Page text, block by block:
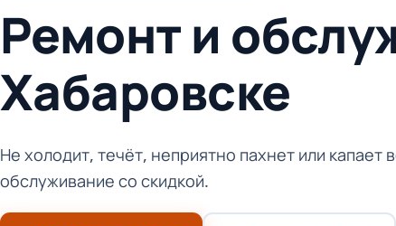
Ремонт и
Хабаровске
Не холодит, течёт, неприятно пахнет или
обслуживание со скидкой.